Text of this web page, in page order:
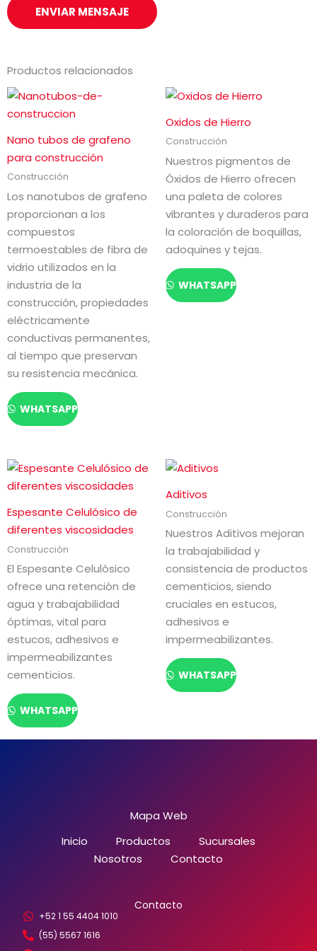
e
*
ENVIAR MENSAJE
Productos relacionados
Nano tubos de grafeno
para construcción
Construcción
Los nanotubos de grafeno
proporcionan a los
compuestos
termoestables de fibra de
vidrio utilizados en la
industria de la
construcción, propiedades
eléctricamente
conductivas permanentes,
al tiempo que preservan
su resistencia mecánica.
WHATSAPP
Oxidos de Hierro
Construcción
Nuestros pigmentos de
Óxidos de Hierro ofrecen
una paleta de colores
vibrantes y duraderos para
la coloración de boquillas,
adoquines y tejas.
WHATSAPP
Espesante Celulósico de
diferentes viscosidades
Construcción
El Espesante Celulósico
ofrece una retención de
agua y trabajabilidad
óptimas, vital para
estucos, adhesivos e
impermeabilizantes
cementicios.
WHATSAPP
Aditivos
Construcción
Nuestros Aditivos mejoran
la trabajabilidad y
consistencia de productos
cementicios, siendo
cruciales en estucos,
adhesivos e
impermeabilizantes.
WHATSAPP
Mapa Web
Inicio
Productos
Sucursales
Nosotros
Contacto
Contacto
+52 1 55 4404 1010
(55) 5567 1616